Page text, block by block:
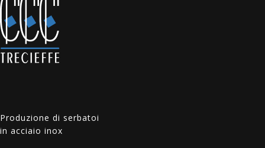
Produzione di serbatoi
in acciaio inox